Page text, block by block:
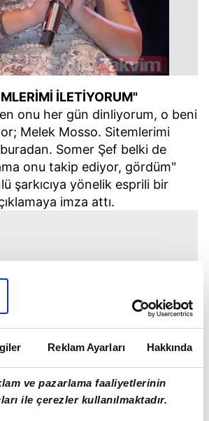
Reklam Ayarları Hakkında
ve pazarlama faaliyetlerinin
ile çerezler kullanılmaktadır.
İLETİYORUM"
onu her gün dinliyorum, o beni
Melek Mosso. Sitemlerimi
Somer Şef belki de
onu takip ediyor, gördüm"
şarkıcıya yönelik esprili bir
imza attı.